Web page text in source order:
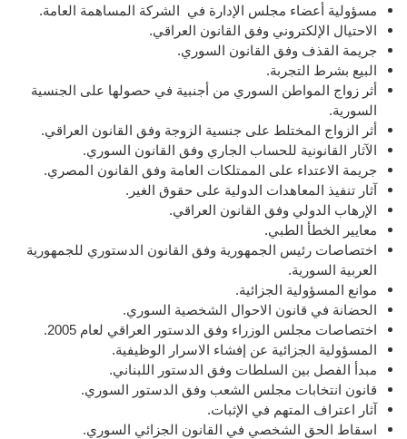
مسؤولية أعضاء مجلس الإدارة في الشركة المساهمة العامة.
الاحتيال الإلكتروني وفق القانون العراقي.
جريمة القذف وفق القانون السوري.
البيع بشرط التجربة.
أثر زواج المواطن السوري من أجنبية في حصولها على الجنسية
السورية.
أثر الزواج المختلط على جنسية الزوجة وفق القانون العراقي.
الآثار القانونية للحساب الجاري وفق القانون السوري.
جريمة الاعتداء على الممتلكات العامة وفق القانون المصري.
آثار تنفيذ المعاهدات الدولية على حقوق الغير.
الإرهاب الدولي وفق القانون العراقي.
معايير الخطأ الطبي.
اختصاصات رئيس الجمهورية وفق القانون الدستوري للجمهورية
العربية السورية.
موانع المسؤولية الجزائية.
الحضانة في قانون الاحوال الشخصية السوري.
اختصاصات مجلس الوزراء وفق الدستور العراقي لعام 2005.
المسؤولية الجزائية عن إفشاء الاسرار الوظيفية.
مبدأ الفصل بين السلطات وفق الدستور اللبناني.
قانون انتخابات مجلس الشعب وفق الدستور السوري.
آثار اعتراف المتهم في الإثبات.
اسقاط الحق الشخصي في القانون الجزائي السوري.